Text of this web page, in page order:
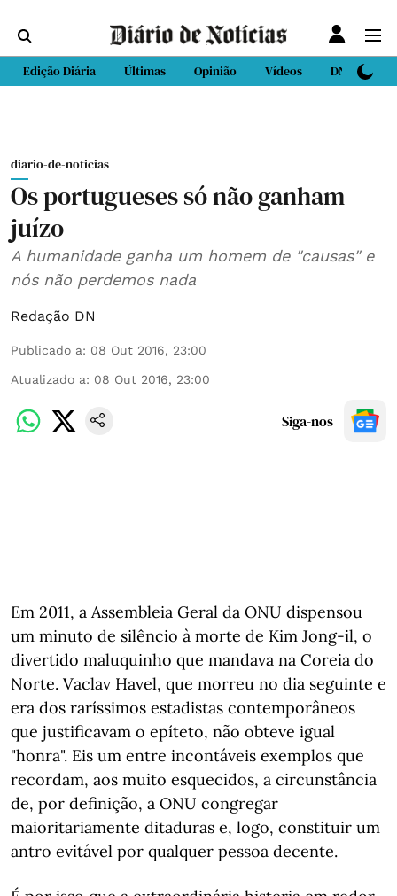
Edição Diária Últimas Opinião Vídeos DN Sport
diario-de-noticias
Os portugueses só não ganham
juízo
A humanidade ganha um homem de "causas" e
nós não perdemos nada
Redação DN
Publicado a: 08 Out 2016, 23:00
Atualizado a: 08 Out 2016, 23:00
Siga-nos
Em 2011, a Assembleia Geral da ONU dispensou
um minuto de silêncio à morte de Kim Jong-il, o
divertido maluquinho que mandava na Coreia do
Norte. Vaclav Havel, que morreu no dia seguinte e
era dos raríssimos estadistas contemporâneos
que justificavam o epíteto, não obteve igual
"honra". Eis um entre incontáveis exemplos que
recordam, aos muito esquecidos, a circunstância
de, por definição, a ONU congregar
maioritariamente ditaduras e, logo, constituir um
antro evitável por qualquer pessoa decente.